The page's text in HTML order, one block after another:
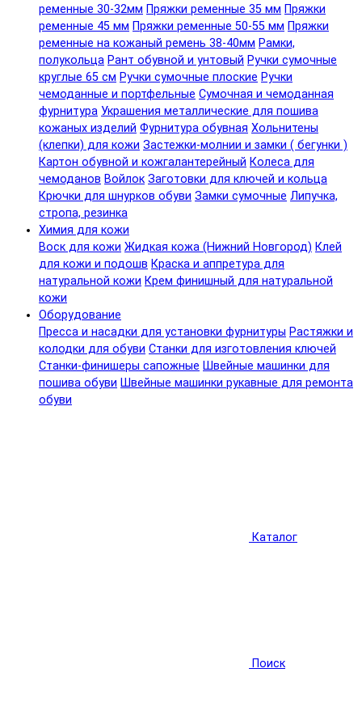
ременные 30-32мм Пряжки ременные 35 мм Пряжки
ременные 45 мм Пряжки ременные 50-55 мм Пряжки
ременные на кожаный ремень 38-40мм Рамки,
полукольца Рант обувной и унтовый Ручки сумочные
круглые 65 см Ручки сумочные плоские Ручки
чемоданные и портфельные Сумочная и чемоданная
фурнитура Украшения металлические для пошива
кожаных изделий Фурнитура обувная Хольнитены
(клепки) для кожи Застежки-молнии и замки ( бегунки )
Картон обувной и кожгалантерейный Колеса для
чемоданов Войлок Заготовки для ключей и кольца
Крючки для шнурков обуви Замки сумочные Липучка,
стропа, резинка
Химия для кожи
Воск для кожи Жидкая кожа (Нижний Новгород) Клей
для кожи и подошв Краска и аппретура для
натуральной кожи Крем финишный для натуральной
кожи
Оборудование
Пресса и насадки для установки фурнитуры Растяжки и
колодки для обуви Станки для изготовления ключей
Станки-финишеры сапожные Швейные машинки для
пошива обуви Швейные машинки рукавные для ремонта
обуви
Каталог
Поиск